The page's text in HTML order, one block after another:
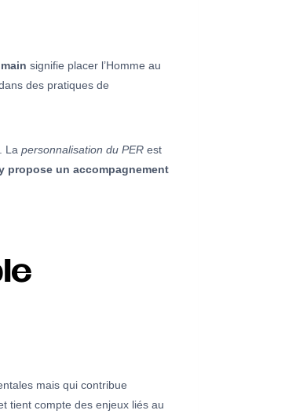
signifie placer l’Homme au
des pratiques de
La personnalisation du PER est
propose un accompagnement
mais qui contribue
tient compte des enjeux liés au